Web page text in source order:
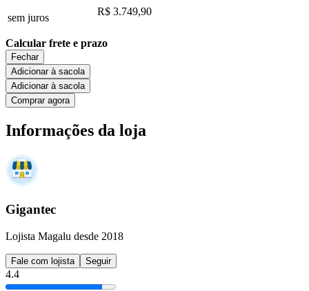
sem juros
R$ 3.749,90
Calcular frete e prazo
Fechar
Adicionar à sacola
Adicionar à sacola
Comprar agora
Informações da loja
Gigantec
Lojista Magalu desde 2018
Fale com lojista Seguir
4.4